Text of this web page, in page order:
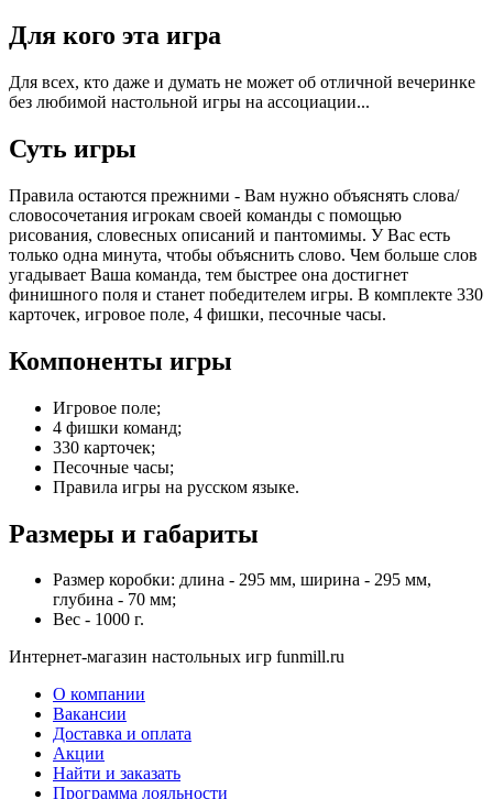
Для кого эта игра
Для всех, кто даже и думать не может об отличной вечеринке
без любимой настольной игры на ассоциации...
Суть игры
Правила остаются прежними - Вам нужно объяснять слова/
словосочетания игрокам своей команды с помощью
рисования, словесных описаний и пантомимы. У Вас есть
только одна минута, чтобы объяснить слово. Чем больше слов
угадывает Ваша команда, тем быстрее она достигнет
финишного поля и станет победителем игры. В комплекте 330
карточек, игровое поле, 4 фишки, песочные часы.
Компоненты игры
Игровое поле;
4 фишки команд;
330 карточек;
Песочные часы;
Правила игры на русском языке.
Размеры и габариты
Размер коробки: длина - 295 мм, ширина - 295 мм,
глубина - 70 мм;
Вес - 1000 г.
Интернет-магазин настольных игр funmill.ru
О компании
Вакансии
Доставка и оплата
Акции
Найти и заказать
Программа лояльности